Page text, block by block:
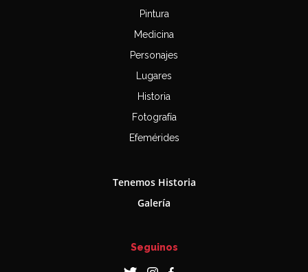
Pintura
Medicina
Personajes
Lugares
Historia
Fotografía
Efemérides
Tenemos Historia
Galería
Seguinos